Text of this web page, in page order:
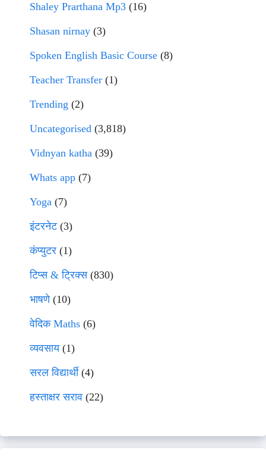
Shaley Prarthana Mp3 (16)
Shasan nirnay (3)
Spoken English Basic Course (8)
Teacher Transfer (1)
Trending (2)
Uncategorised (3,818)
Vidnyan katha (39)
Whats app (7)
Yoga (7)
इंटरनेट(3)
कंप्युटर (1)
टिप्स & ट्रिक्स(830)
भाषणे(10)
वेदिक Maths (6)
व्यवसाय(1)
सरल विद्यार्थी(4)
हस्ताक्षर सराव (22)